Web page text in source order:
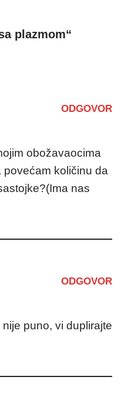
plazmom“
ODGOVOR
obožavaocima
povećam količinu da
nas
ODGOVOR
puno, vi duplirajte